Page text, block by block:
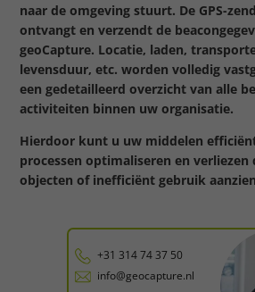
+31 314 74 37 50
info@geocapture.nl
naar de omgeving stuurt. De GPS-
ontvangt en verzendt de
geoCapture. Locatie, laden,
levensduur, etc. worden volledig
een gedetailleerd overzicht van alle
activiteiten binnen uw organisatie.
Hierdoor kunt u uw middelen
processen optimaliseren en
objecten of inefficiënt gebruik